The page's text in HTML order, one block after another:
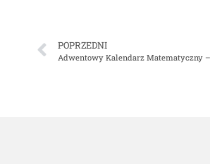
POPRZEDNI
Adwentowy Kalendarz Matematyczny